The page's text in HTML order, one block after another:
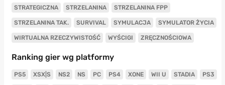
STRATEGICZNA STRZELANINA STRZELANINA FPP
STRZELANINA TAK. SURVIVAL SYMULACJA SYMULATOR ŻYCIA
WIRTUALNA RZECZYWISTOŚĆ WYŚCIGI ZRĘCZNOŚCIOWA
Ranking gier wg platformy
PS5 XSX|S NS2 NS PC PS4 XONE WII U STADIA PS3